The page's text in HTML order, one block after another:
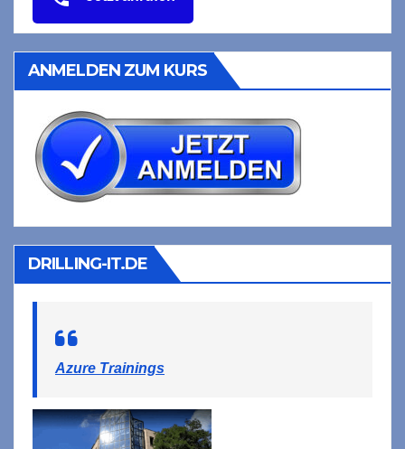
ANMELDEN ZUM KURS
DRILLING-IT.DE
Azure Trainings